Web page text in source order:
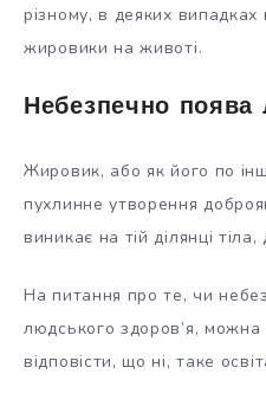
різному, в деяких випадках
жировики на животі.
Небезпечно поява
Жировик, або як його по
пухлинне утворення
виникає на тій ділянці
На питання про те, чи
людського здоров’я,
відповісти, що ні, таке